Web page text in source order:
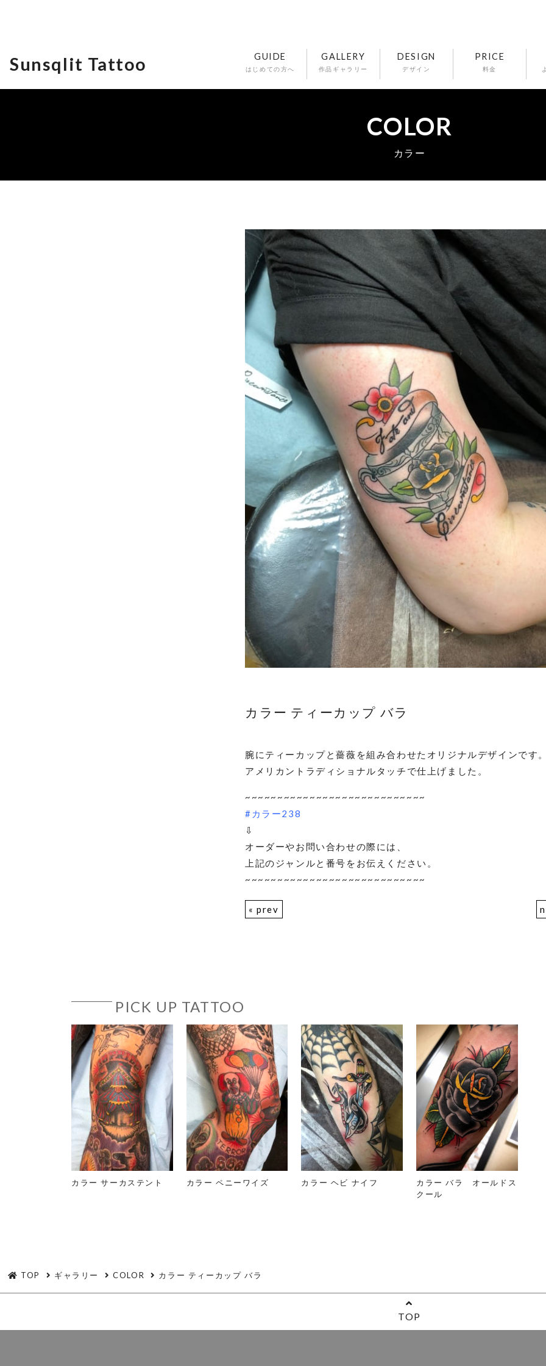
Sunsqlit Tattoo GUIDE
はじめての方へ
GALLERY
作品ギャラリー
DESIGN
デザイン
PRICE
料金
COLOR
カラー
カラー ティーカップ バラ
腕にティーカップと薔薇を組み合わせたオリジナルデザインです
アメリカントラディショナルタッチで仕上げました。
~~~~~~~~~~~~~~~~~~~~~~~~~~~~
#カラー238
⇩
オーダーやお問い合わせの際には、
上記のジャンルと番号をお伝えください。
~~~~~~~~~~~~~~~~~~~~~~~~~~~~
« prev
PICK UP TATTOO
カラー サーカステント カラー ペニーワイズ カラー ヘビ ナイフ
カラー バラ オールドス
クール
TOP ギャラリー COLOR カラー ティーカップ バラ
TOP